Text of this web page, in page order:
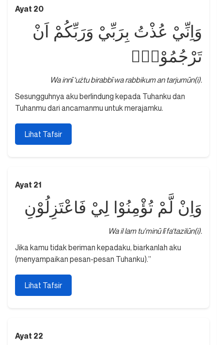
Ayat 20
وَاِنِّيْ عُذْتُ بِرَبِّيْ وَرَبِّكُمْ اَنْ
تَرْجُمُوْنِۚ
Wa innī ‘użtu birabbī wa rabbikum an tarjumūn(i).
Sesungguhnya aku berlindung kepada Tuhanku dan
Tuhanmu dari ancamanmu untuk merajamku.
Lihat Tafsir
Ayat 21
وَاِنْ لَّمْ تُؤْمِنُوْا لِيْ فَاعْتَزِلُوْنِ
Wa il lam tu'minū lī fa‘tazilūn(i).
Jika kamu tidak beriman kepadaku, biarkanlah aku
(menyampaikan pesan-pesan Tuhanku).”
Lihat Tafsir
Ayat 22